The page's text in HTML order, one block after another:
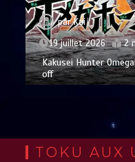
parKai
19 juillet 2026
2
Kakusei Hunter
off
TOKU AUX